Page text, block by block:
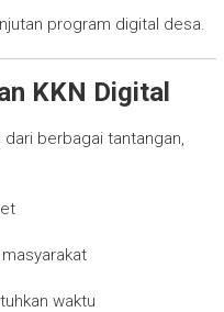
program digital desa.
KKN Digital
dari berbagai tantangan,
waktu